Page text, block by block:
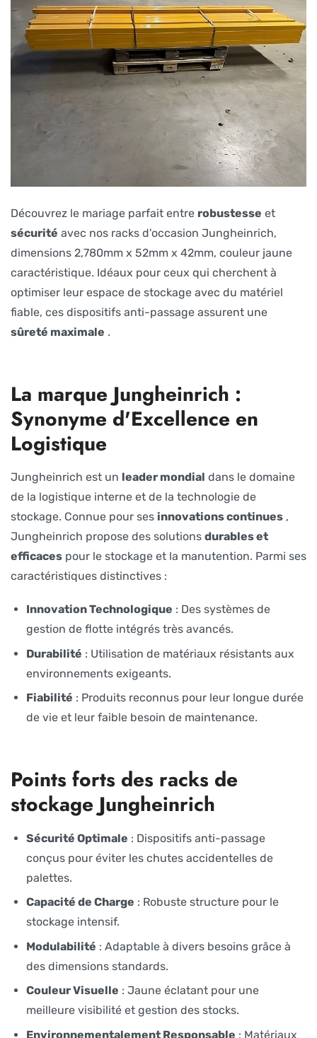
Découvrez le mariage parfait entre robustesse et
sécurité avec nos racks d'occasion Jungheinrich,
dimensions 2,780mm x 52mm x 42mm, couleur jaune
caractéristique. Idéaux pour ceux qui cherchent à
optimiser leur espace de stockage avec du matériel
fiable, ces dispositifs anti-passage assurent une
sûreté maximale .
La marque Jungheinrich :
Synonyme d'Excellence en
Logistique
Jungheinrich est un leader mondial dans le domaine
de la logistique interne et de la technologie de
stockage. Connue pour ses innovations continues ,
Jungheinrich propose des solutions durables et
efficaces pour le stockage et la manutention. Parmi ses
caractéristiques distinctives :
Innovation Technologique : Des systèmes de
gestion de flotte intégrés très avancés.
Durabilité : Utilisation de matériaux résistants aux
environnements exigeants.
Fiabilité : Produits reconnus pour leur longue durée
de vie et leur faible besoin de maintenance.
Points forts des racks de
stockage Jungheinrich
Sécurité Optimale : Dispositifs anti-passage
conçus pour éviter les chutes accidentelles de
palettes.
Capacité de Charge : Robuste structure pour le
stockage intensif.
Modulabilité : Adaptable à divers besoins grâce à
des dimensions standards.
Couleur Visuelle : Jaune éclatant pour une
meilleure visibilité et gestion des stocks.
Environnementalement Responsable : Matériaux